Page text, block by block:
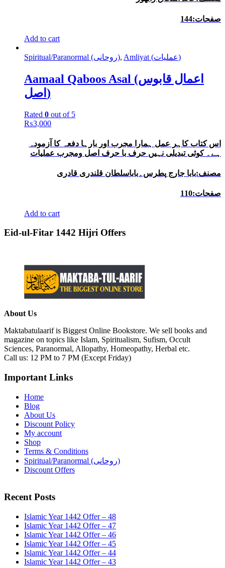
صفحات:144
Add to cart
Spiritual/Paranormal (روحانی), Amliyat (عملیات)
Aamaal Qaboos Asal (اعمال قابوس
اصل)
Rated 0 out of 5
₨3,000
اس کتاب کاہر عمل ہمارا مجرب اور بارہا دفعہ کا آزمودہ
ہے۔ کوئی تبدیلی نہیں حرف با حرف اصل ومجرب عملیات
مصنف:بابا جارج پطرس۔باباسلطان قلندری قادری
صفحات:110
Add to cart
Eid-ul-Fitar 1442 Hijri Offers
About Us
Maktabatulaarif is Biggest Online Bookstore. We sell books and
magazine on topics like Islam, Spiritualism, Sufism, Occult
Sciences, Paranormal, Allopathy, Homeopathy, Herbal etc.
Call us: 12 PM to 7 PM (Except Friday)
Important Links
Home
Blog
About Us
Discount Policy
My account
Shop
Terms & Conditions
Spiritual/Paranormal (روحانی)
Discount Offers
Recent Posts
Islamic Year 1442 Offer – 48
Islamic Year 1442 Offer – 47
Islamic Year 1442 Offer – 46
Islamic Year 1442 Offer – 45
Islamic Year 1442 Offer – 44
Islamic Year 1442 Offer – 43